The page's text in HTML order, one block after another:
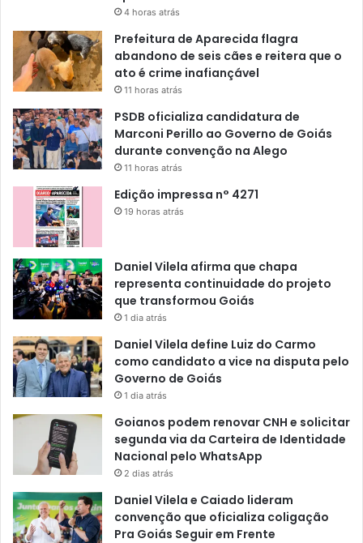
4 horas atrás
Prefeitura de Aparecida flagra
abandono de seis cães e reitera que o
ato é crime inafiançável
11 horas atrás
PSDB oficializa candidatura de
Marconi Perillo ao Governo de Goiás
durante convenção na Alego
11 horas atrás
Edição impressa n° 4271
19 horas atrás
Daniel Vilela afirma que chapa
representa continuidade do projeto
que transformou Goiás
1 dia atrás
Daniel Vilela define Luiz do Carmo
como candidato a vice na disputa pelo
Governo de Goiás
1 dia atrás
Goianos podem renovar CNH e solicitar
segunda via da Carteira de Identidade
Nacional pelo WhatsApp
2 dias atrás
Daniel Vilela e Caiado lideram
convenção que oficializa coligação
Pra Goiás Seguir em Frente